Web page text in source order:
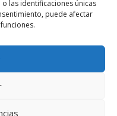
las identificaciones únicas
puede afectar
| Desarrollado por